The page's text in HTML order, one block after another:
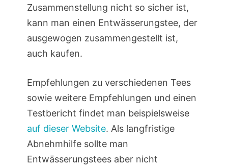
Zusammenstellung nicht so sicher ist,
kann man einen Entwässerungstee, der
ausgewogen zusammengestellt ist,
auch kaufen.
Empfehlungen zu verschiedenen Tees
sowie weitere Empfehlungen und einen
Testbericht findet man beispielsweise
auf dieser Website. Als langfristige
Abnehmhilfe sollte man
Entwässerungstees aber nicht